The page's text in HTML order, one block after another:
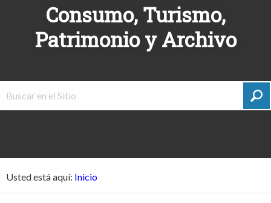
Consumo, Turismo,
Patrimonio y Archivo
Usted está aquí: Inicio